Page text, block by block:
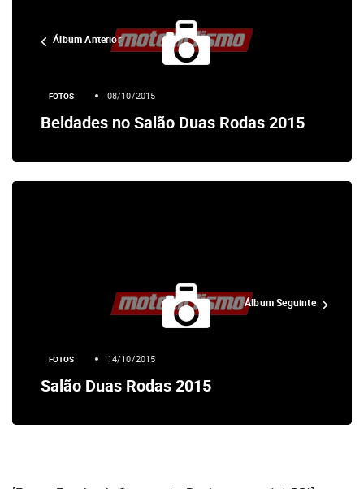
Álbum Anterior
FOTOS 08/10/2015
Beldades no Salão Duas Rodas 2015
Álbum Seguinte
FOTOS 14/10/2015
Salão Duas Rodas 2015